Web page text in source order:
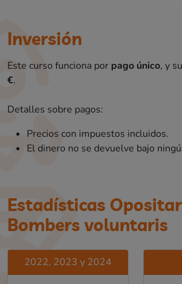
Inversión
Este curso funciona por pago único, y
€.
Detalles sobre pagos:
Precios con impuestos incluidos.
El dinero no se devuelve bajo
Estadísticas
Bombers voluntaris
2022, 2023 y 2024